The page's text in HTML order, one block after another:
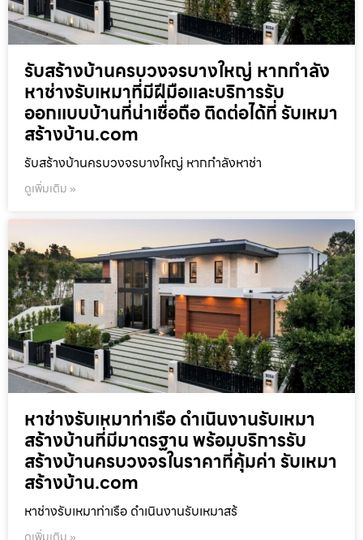
รับสร้างบ้านครบวงจรบางใหญ่ หากกำลัง
หาช่างรับเหมาที่มีฝีมือและบริการรับ
ออกแบบบ้านที่น่าเชื่อถือ ติดต่อได้ที่ รับเหมา
สร้างบ้าน.com
รับสร้างบ้านครบวงจรบางใหญ่ หากกำลังหาช่า
ดูเพิ่มเติม »
หาช่างรับเหมาท่าเรือ ดำเนินงานรับเหมา
สร้างบ้านที่มีมาตรฐาน พร้อมบริการรับ
สร้างบ้านครบวงจรในราคาที่คุ้มค่า รับเหมา
สร้างบ้าน.com
หาช่างรับเหมาท่าเรือ ดำเนินงานรับเหมาสร้